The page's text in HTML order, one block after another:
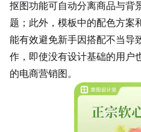
抠图功能可自动分离商品与背
题；此外，模板中的配色方案
能有效避免新手因搭配不当导
作，即使没有设计基础的用户
的电商营销图。